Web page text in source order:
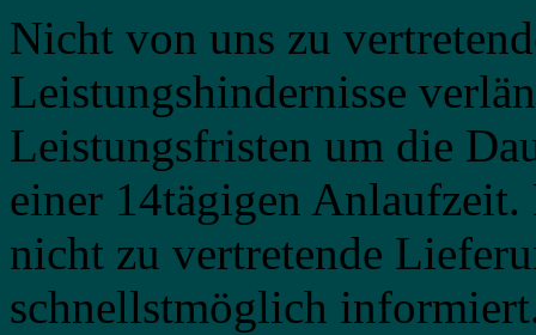
Nicht von uns zu
Leistungshindernisse
Leistungsfristen um die
einer 14tägigen
nicht zu vertretende
schnellstmöglich